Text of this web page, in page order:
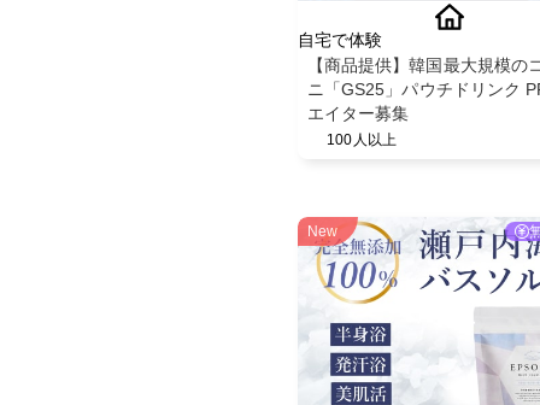
自宅で体験
【商品提供】韓国最大規模の
ニ「GS25」パウチドリンク
エイター募集
100人以上
New